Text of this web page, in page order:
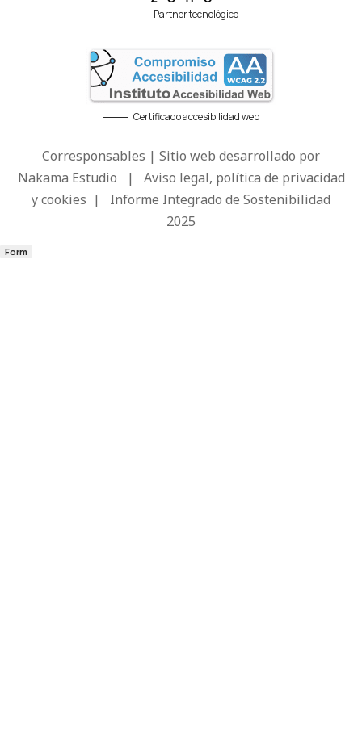
Partner tecnológico
Certificado accesibilidad web
Corresponsables | Sitio web desarrollado por
Nakama Estudio | Aviso legal, política de privacidad
y cookies | Informe Integrado de Sostenibilidad
2025
Form